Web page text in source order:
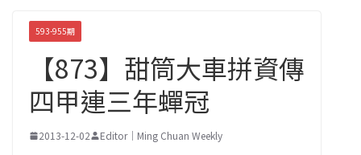
593-955期
【873】甜筒大車拼資傳
四甲連三年蟬冠
2013-12-02 Editor｜Ming Chuan Weekly